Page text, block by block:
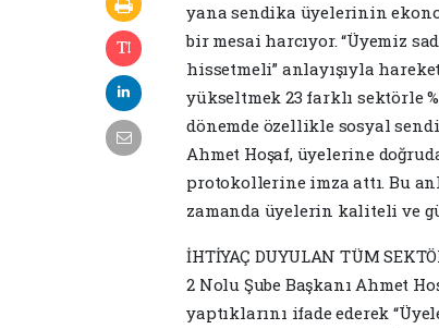
yana sendika üyelerinin
bir mesai harcıyor. “Üyemiz
hissetmeli” anlayışıyla
yükseltmek 23 farklı sektörle
dönemde özellikle sosyal
Ahmet Hoşaf, üyelerine
protokollerine imza attı. Bu
zamanda üyelerin kaliteli ve
İHTİYAÇ DUYULAN TÜM
2 Nolu Şube Başkanı Ahmet
yaptıklarını ifade ederek